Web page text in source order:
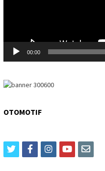
00:00
OTOMOTIF
twitterfacebookinstagram
youtubeemail